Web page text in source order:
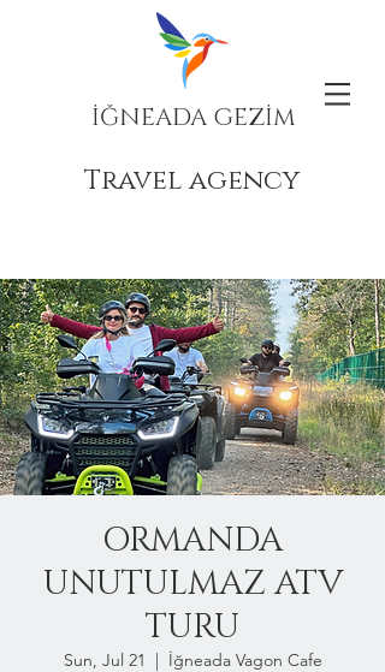
İĞNEADA GEZİM
Travel agency
ORMANDA
UNUTULMAZ ATV
TURU
Sun, Jul 21
  |
İğneada Vagon Cafe